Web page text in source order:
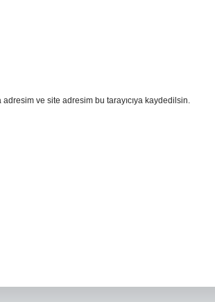
ve site adresim bu tarayıcıya kaydedilsin.